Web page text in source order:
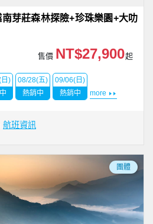
南芽莊森林探險+珍珠樂園+大叻
售價 NT$27,900起
)
08/28(五)
熱銷中
09/06(日)
熱銷中
more
航班資訊
團體